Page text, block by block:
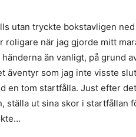
utan tryckte bokstavligen
roligare när jag gjorde mitt
än vanligt, på grund
äventyr som jag inte visste
en tom startfålla. Just efter
ställa ut sina skor i startfållan